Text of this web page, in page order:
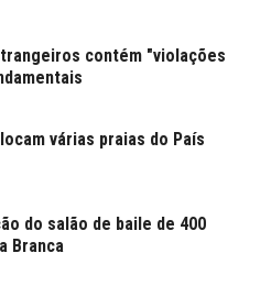
contém "violações
várias praias do País
do salão de baile de 400
Branca